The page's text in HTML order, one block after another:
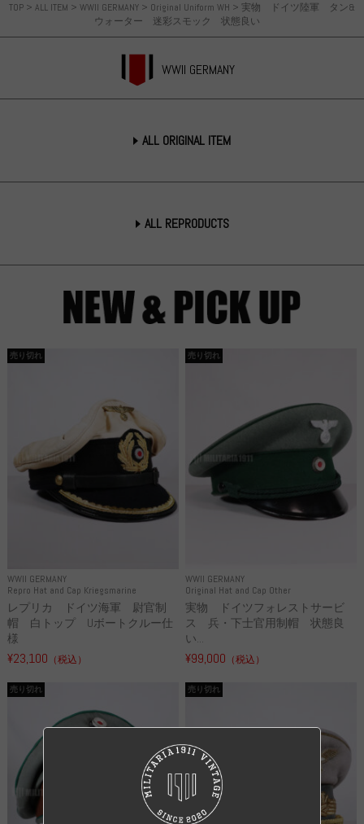
TOP > ALL ITEM > WWII GERMANY > Original Uniform WH > 実物 ドイツ陸軍 タン&
ウォーター 迷彩スモック 状態良い
WWII GERMANY
ALL ORIGINAL ITEM
ALL REPRODUCTS
WWII GERMANY
Repro Hat and Cap Kriegsmarine
売り切れ
レプリカ ドイツ海軍 尉官制
帽 白トップ Uボートクルー仕
様
¥23,100 （税込）
WWII GERMANY
Original Hat and Cap Other
売り切れ
実物 ドイツフォレストサービ
ス 兵・下士官用制帽 状態良
い...
¥99,000 （税込）
売り切れ 売り切れ